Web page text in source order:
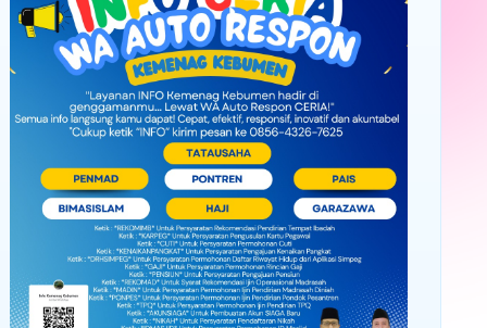
Tahap III, Kemenag Kebumen Perkuat
Nasionalisme, Karakter, dan Pesantren
Ramah Anak
Jambore Pramuka MTs Jateng II Resmi
Berakhir, Kontingen Kebumen Raih 9
Prestasi
Kemenag Kebumen Salurkan 50 Tangki Air
Bersih untuk Pesantren, Masjid, Musala,
TPQ, dan Madin Terdampak Kekeringan
Anif Solikhin: Santri Harus Berani Bermimpi